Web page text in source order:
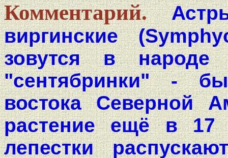
Комментарий.
виргинские
зовутся в народе
"сентябринки" -
востока Северной
растение ещё в 17
лепестки